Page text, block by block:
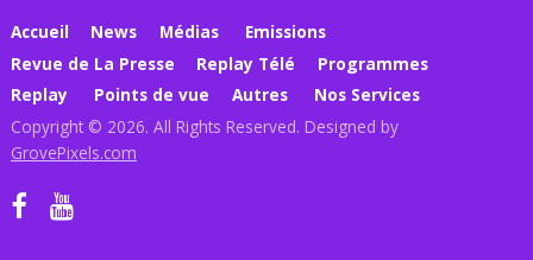
Accueil News Médias
Emissions
Revue de La Presse
Replay Télé
Programmes
Replay
Points de vue Autres
Nos Services
Copyright © 2026. All Rights Reserved. Designed by
GrovePixels.com